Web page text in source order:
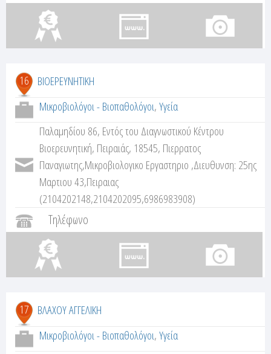
16
ΒΙΟΕΡΕΥΝΗΤΙΚΗ
Μικροβιολόγοι - Βιοπαθολόγοι,Υγεία
Παλαμηδίου 86, Εντός του Διαγνωστικού Κέντρου
Bιοερευνητική, Πειραιάς, 18545, Πιερρατος
Παναγιωτης,Μικροβιολογικο Εργαστηριο ,Διευθυνση: 25ης
Μαρτιου 43,Πειραιας
(2104202148,2104202095,6986983908)
Τηλέφωνο
17
ΒΛΑΧΟΥ ΑΓΓΕΛΙΚΗ
Μικροβιολόγοι - Βιοπαθολόγοι,Υγεία